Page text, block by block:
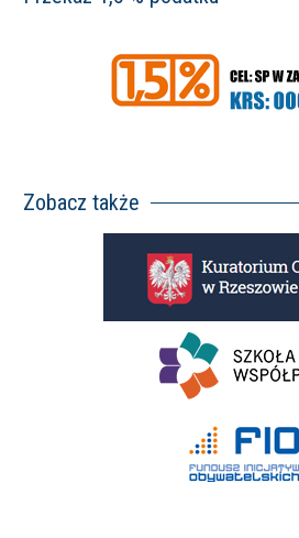
Zobacz także